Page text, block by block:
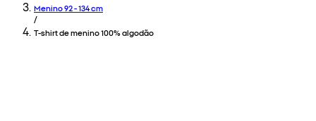
Menino 92 - 134 cm
/
T-shirt de menino 100% algodão